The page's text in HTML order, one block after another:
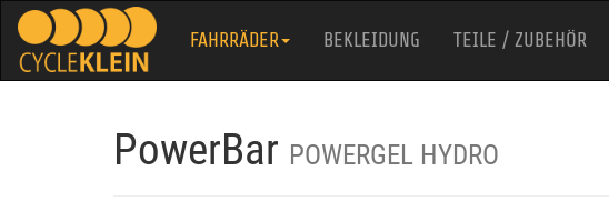
FAHRRÄDER BEKLEIDUNG TEILE / ZUBEHÖR
PowerBar POWERGEL HYDRO